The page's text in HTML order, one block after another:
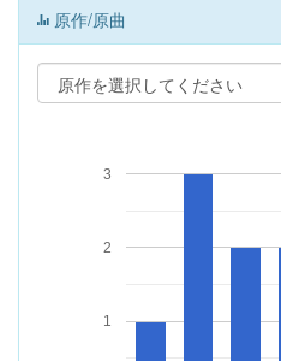
原作/原曲
1
2
3